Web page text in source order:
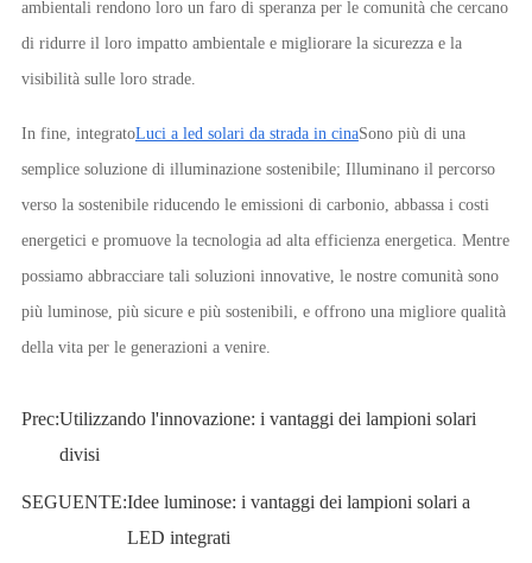
ambientali rendono loro un faro di speranza per le comunità che cercano
di ridurre il loro impatto ambientale e migliorare la sicurezza e la
visibilità sulle loro strade.
In fine, integratoLuci a led solari da strada in cinaSono più di una
semplice soluzione di illuminazione sostenibile; Illuminano il percorso
verso la sostenibile riducendo le emissioni di carbonio, abbassa i costi
energetici e promuove la tecnologia ad alta efficienza energetica. Mentre
possiamo abbracciare tali soluzioni innovative, le nostre comunità sono
più luminose, più sicure e più sostenibili, e offrono una migliore qualità
della vita per le generazioni a venire.
Prec:Utilizzando l'innovazione: i vantaggi dei lampioni solari
divisi
SEGUENTE:Idee luminose: i vantaggi dei lampioni solari a
LED integrati